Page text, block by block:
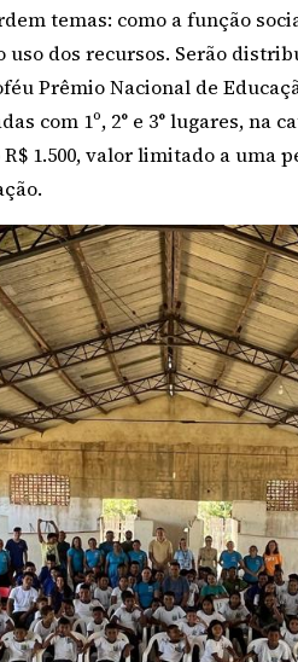
temas: como a função
dos recursos. Serão
Prêmio Nacional de
com 1º, 2° e 3° lugares, na
1.500, valor limitado a uma